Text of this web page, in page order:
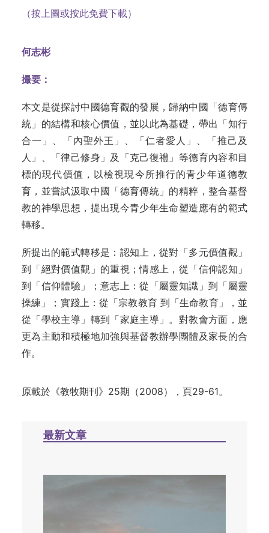
（按上圖或按此免費下載）
何志彬
撮要：
本文是從探討中國德育觀的發展，歸納中國「德育傳
統」的結構和核心價值，並以此為基礎，帶出「知行
合一」、「內聖外王」、「仁者愛人」、「推己及
人」、「律己修身」及「克己復禮」等德育內容和目
標的現代價值，以檢視現今所推行的青少年道德教
育，並嘗試汲取中國「德育傳統」的精粹，整合基督
教的神學思想，提出現今青少年生命塑造應有的範式
轉移。
所提出的範式轉移是： 認知上，從對「多元價值觀」
到「絕對價值觀」的重視；情感上，從「信仰認知」
到「信仰體驗 」； 意志上：從「屬靈知識」到「屬靈
操練 」； 實踐上：從「宗教教育 到「生命教育」，並
從 「學校主導」轉到「家庭主導 」。對教會方面，應
更為主動和積極地加強與基督教辦學團體及家長的合
作。
原載於《教牧期刊》25期（2008），頁29-61。
最新文章